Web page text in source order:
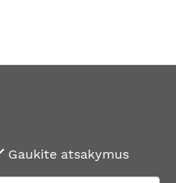
Gaukite atsakymus